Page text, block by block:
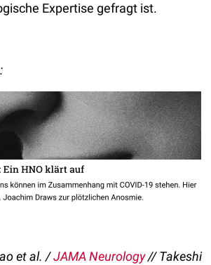
Expertise gefragt ist.
et al. /JAMA Neurology// Takeshi